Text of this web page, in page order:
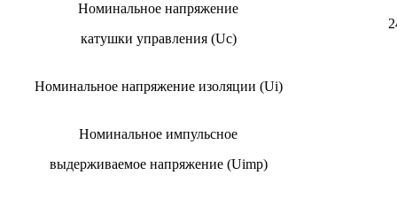
Номинальное напряжение
катушки управления (Uc)
Номинальное напряжение изоляции (Ui)
Номинальное импульсное
выдерживаемое напряжение (Uimp)